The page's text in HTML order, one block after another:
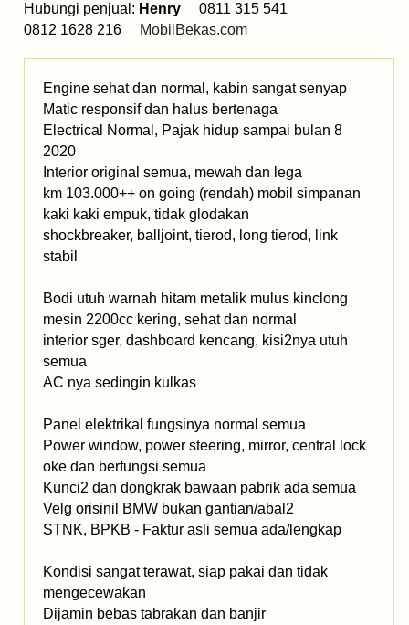
Hubungi penjual: Henry 0811 315 541
0812 1628 216
MobilBekas.com
Engine sehat dan normal, kabin sangat senyap
Matic responsif dan halus bertenaga
Electrical Normal, Pajak hidup sampai bulan 8
2020
Interior original semua, mewah dan lega
km 103.000++ on going (rendah) mobil simpanan
kaki kaki empuk, tidak glodakan
shockbreaker, balljoint, tierod, long tierod, link
stabil
Bodi utuh warnah hitam metalik mulus kinclong
mesin 2200cc kering, sehat dan normal
interior sger, dashboard kencang, kisi2nya utuh
semua
AC nya sedingin kulkas
Panel elektrikal fungsinya normal semua
Power window, power steering, mirror, central lock
oke dan berfungsi semua
Kunci2 dan dongkrak bawaan pabrik ada semua
Velg orisinil BMW bukan gantian/abal2
STNK, BPKB - Faktur asli semua ada/lengkap
Kondisi sangat terawat, siap pakai dan tidak
mengecewakan
Dijamin bebas tabrakan dan banjir